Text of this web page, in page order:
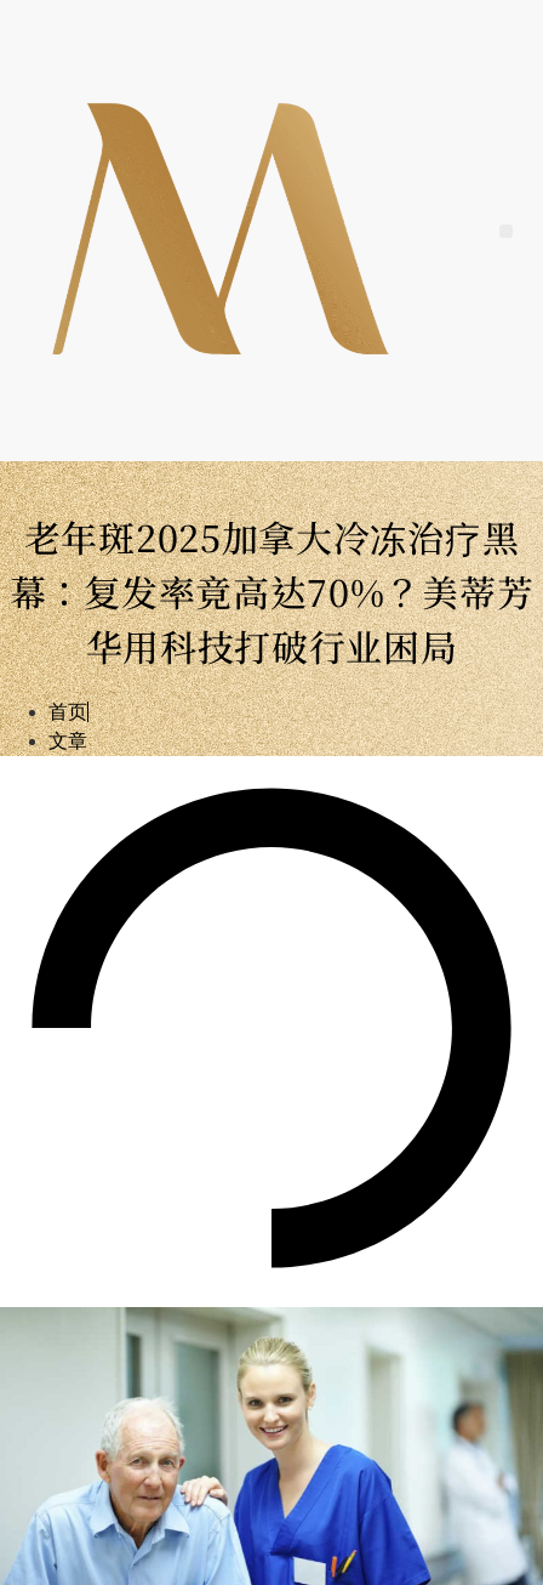
老年斑2025加拿大冷冻治疗黑
幕：复发率竟高达70%？美蒂芳
华用科技打破行业困局
首页
文章